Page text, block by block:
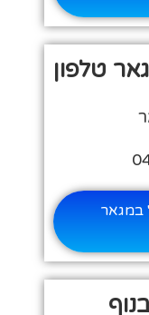
טלפון